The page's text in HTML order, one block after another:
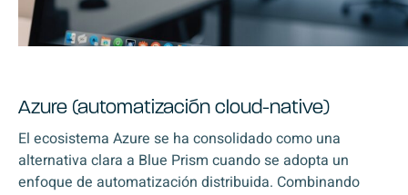
Azure (automatización cloud-native)
El ecosistema Azure se ha consolidado como una
alternativa clara a Blue Prism cuando se adopta un
enfoque de automatización distribuida. Combinando